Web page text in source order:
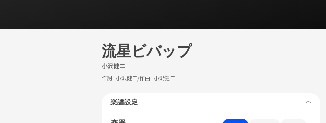
流星ビバップ
小沢健二
作詞 :小沢健二/作曲 :小沢健二
楽譜設定